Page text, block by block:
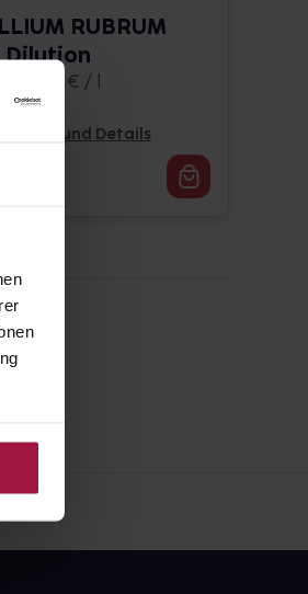
RUBRUM
Dilution
€ / l
und Details